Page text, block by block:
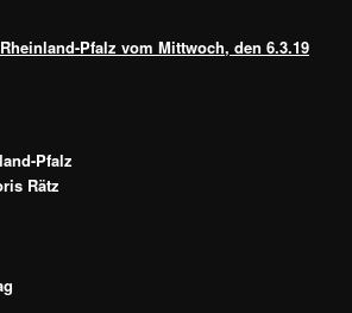
Pfalz vom Mittwoch, den 6.3.19
Pfalz
Rätz